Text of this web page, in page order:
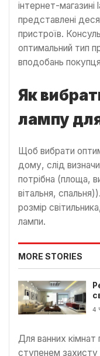
інтернет-
представлені
пристроїв.
оптимальний тип
вподобань
Як
лампу
Щоб вибрати
дому, слід
потрібна (площа,
вітальня,
розмір
лампи.
MORE STORIES
4
Для ванних кімнат
ступенем захисту